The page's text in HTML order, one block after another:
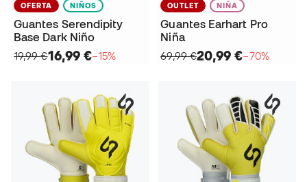
OFERTA NIÑOS
Guantes Serendipity
Base Dark Niño
19,99 €16,99 €−15%
OUTLET NIÑA
Guantes Earhart Pro
Niña
69,99 €20,99 €−70%